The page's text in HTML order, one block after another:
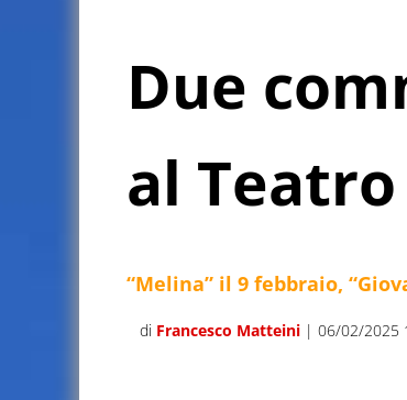
Due
al
“Melina” il 9 febbraio,
di Francesco Matteini | 06/02/2025